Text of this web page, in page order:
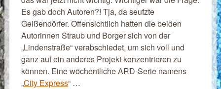
Es gab doch Autoren?! Tja, da seufzte
Geißendörfer. Offensichtlich hatten die beiden
Autorinnen Straub und Borger sich von der
„Lindenstraße“ verabschiedet, um sich voll und
ganz auf ein anderes Projekt konzentrieren zu
können. Eine wöchentliche ARD-Serie namens
„City Express“ …